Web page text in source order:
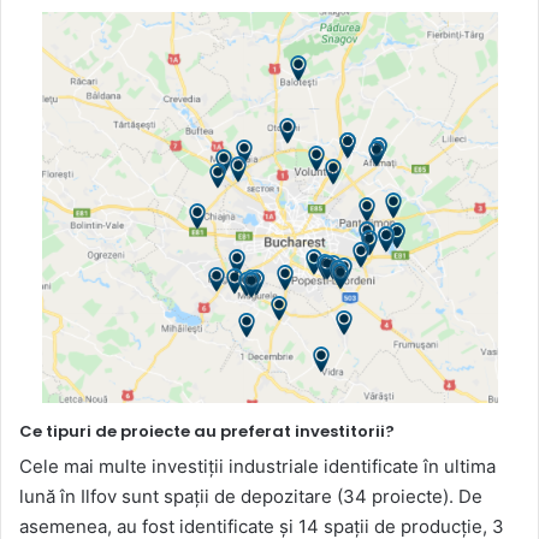
Ce tipuri de proiecte au preferat investitorii?
Cele mai multe investiții industriale identificate în ultima
lună în Ilfov sunt spații de depozitare (34 proiecte). De
asemenea, au fost identificate și 14 spații de producție, 3